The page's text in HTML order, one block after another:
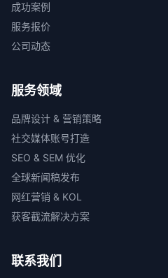
成功案例
服务报价
公司动态
服务领域
品牌设计 & 营销策略
社交媒体账号打造
SEO & SEM 优化
全球新闻稿发布
网红营销 & KOL
获客截流解决方案
联系我们